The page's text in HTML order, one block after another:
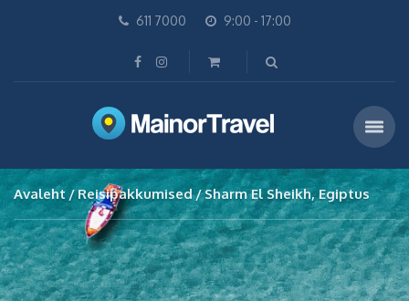
611 7000 9:00 - 17:00
Avaleht Reisipakkumised Sharm El Sheikh, Egiptus